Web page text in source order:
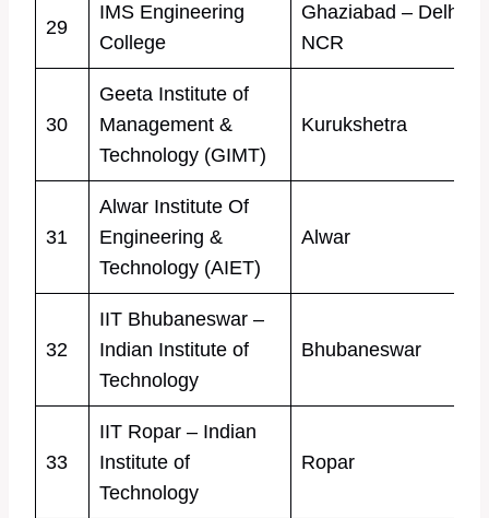
29
IMS Engineering
College
Ghaziabad – Delhi/
NCR
30
Geeta Institute of
Management &
Technology (GIMT)
Kurukshetra
31
Alwar Institute Of
Engineering &
Technology (AIET)
Alwar
32
IIT Bhubaneswar –
Indian Institute of
Technology
Bhubaneswar
33
IIT Ropar – Indian
Institute of
Technology
Ropar